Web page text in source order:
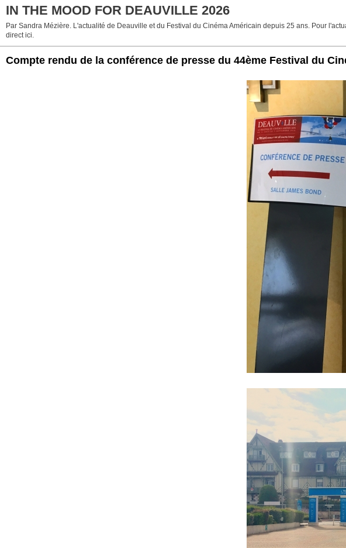
IN THE MOOD FOR DEAUVILLE 2026
Par Sandra Mézière. L'actualité de Deauville et du Festival du Cinéma Américain depuis 25 ans. Pour
direct ici.
Compte rendu de la conférence de presse du 44ème Festival du